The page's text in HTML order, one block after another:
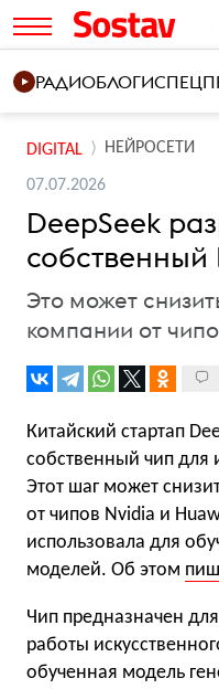
РАДИОБЛОГИ
DIGITAL НЕЙРОСЕТИ
07.07.2026
DeepSeek
Это может
компании от
Китайский стартап
собственный чип для
Этот шаг может
от чипов Nvidia и
использовала для
моделей. Об этом
Чип предназначен
работы
обученная модель